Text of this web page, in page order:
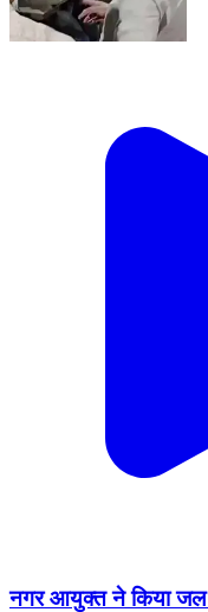
नगर आयुक्त ने किया जल